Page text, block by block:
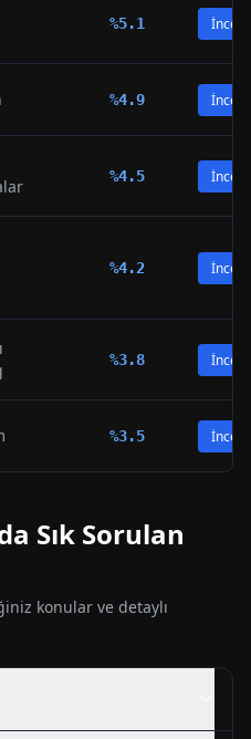
%5.1 İncele
%4.9 İncele
%4.5 İncele
%4.2 İncele
%3.8 İncele
%3.5 İncele
Sık Sorulan
konular ve detaylı